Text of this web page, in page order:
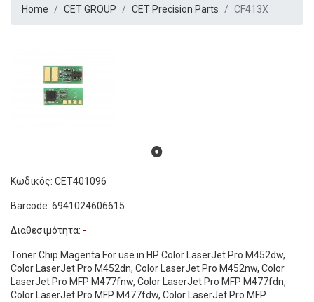
Home CET GROUP CET Precision Parts CF413X
Κωδικός: CET401096
Barcode: 6941024606615
Διαθεσιμότητα: -
Toner Chip Magenta For use in HP Color LaserJet Pro M452dw,
Color LaserJet Pro M452dn, Color LaserJet Pro M452nw, Color
LaserJet Pro MFP M477fnw, Color LaserJet Pro MFP M477fdn,
Color LaserJet Pro MFP M477fdw, Color LaserJet Pro MFP